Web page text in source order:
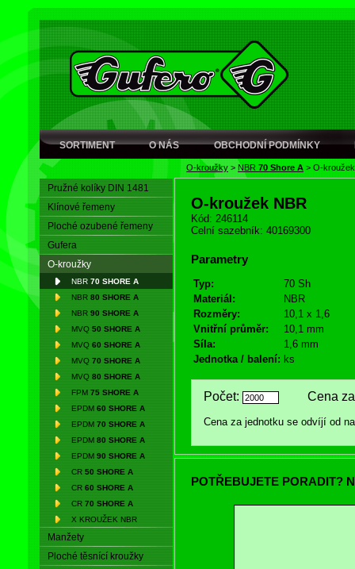
SORTIMENT O NÁS OBCHODNÍ PODMÍNKY
O-kroužky > NBR 70 Shore A > O-
Pružné kolíky DIN 1481
Klínové řemeny
Ploché ozubené řemeny
Gufera
O-kroužky
NBR 70 SHORE A
NBR 80 SHORE A
NBR 90 SHORE A
MVQ 50 SHORE A
MVQ 60 SHORE A
MVQ 70 SHORE A
MVQ 80 SHORE A
FPM 75 SHORE A
EPDM 60 SHORE A
EPDM 70 SHORE A
EPDM 80 SHORE A
EPDM 90 SHORE A
CR 50 SHORE A
CR 60 SHORE A
CR 70 SHORE A
X KROUŽEK NBR
Manžety
Ploché těsnící kroužky
O-kroužek NBR
Kód: 246114
Celní sazebník: 40169300
Parametry
Typ:
70 Sh
Materiál:
NBR
Rozměry:
10,1 x 1,6
Vnitřní průměr:
10,1 mm
Síla:
1,6 mm
Jednotka / balení: ks
Počet: Cena za
Cena za jednotku se odvíjí od
POTŘEBUJETE PORADIT?